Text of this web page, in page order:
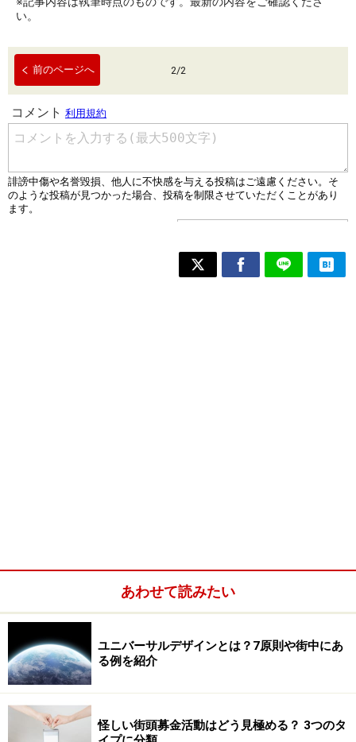
い。
前のページへ 2/2
あわせて読みたい
ユニバーサルデザインとは？7原則や街中にあ
る例を紹介
怪しい街頭募金活動はどう見極める？ 3つのタ